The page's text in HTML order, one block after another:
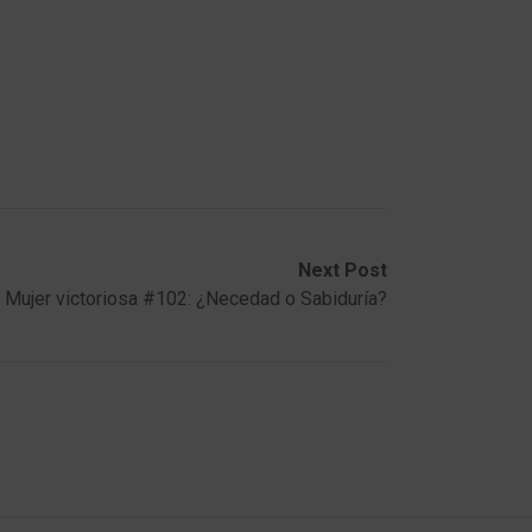
Next Post
Mujer victoriosa #102: ¿Necedad o Sabiduría?